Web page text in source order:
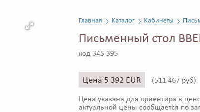
Главная Каталог Кабинеты
Письменный стол
код 345 395
Цена 5 392 EUR (511 467 руб)
Цена указана для ориентира в
актуальной цены сообщается по